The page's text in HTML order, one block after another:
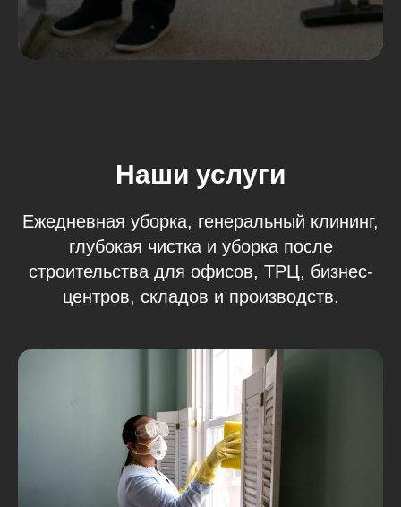
Наши услуги
Ежедневная уборка, генеральный клининг,
глубокая чистка и уборка после
строительства для офисов, ТРЦ, бизнес-
центров, складов и производств.